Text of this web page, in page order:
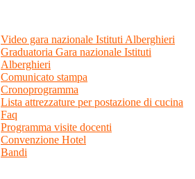
Video gara nazionale Istituti Alberghieri
Graduatoria Gara nazionale Istituti
Alberghieri
Comunicato stampa
Cronoprogramma
Lista attrezzature per postazione di cucina
Faq
Programma visite docenti
Convenzione Hotel
Bandi